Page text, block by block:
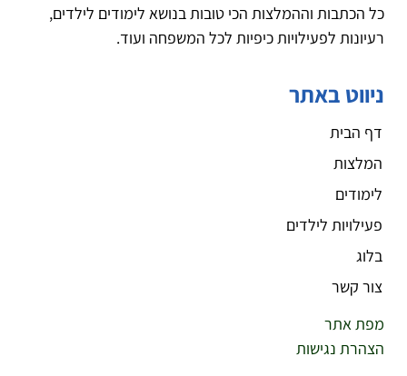
כל הכתבות וההמלצות הכי טובות בנושא לימודים לילדים,
רעיונות לפעילויות כיפיות לכל המשפחה ועוד.
ניווט באתר
דף הבית
המלצות
לימודים
פעילויות לילדים
בלוג
צור קשר
מפת אתר
הצהרת נגישות